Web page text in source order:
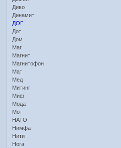
Диво
Динамит
ДОГ
Дот
Дом
Маг
Магнит
Магнитофон
Мат
Мед
Митинг
Миф
Мода
Мот
НАТО
Нимфа
Нити
Нога